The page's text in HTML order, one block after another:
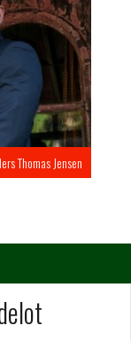
Thomas Jensen